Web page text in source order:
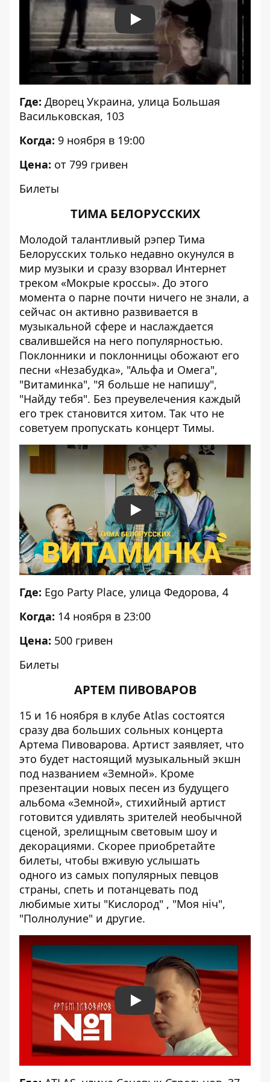
Play
Где: Дворец Украина, улица Большая
Васильковская, 103
Когда: 9 ноября в 19:00
Цена: от 799 гривен
Билеты
ТИМА БЕЛОРУССКИХ
Молодой талантливый рэпер Тима
Белорусских только недавно окунулся в
мир музыки и сразу взорвал Интернет
треком «Мокрые кроссы». До этого
момента о парне почти ничего не знали, а
сейчас он активно развивается в
музыкальной сфере и наслаждается
свалившейся на него популярностью.
Поклонники и поклонницы обожают его
песни «Незабудка», "Альфа и Омега",
"Витаминка", "Я больше не напишу",
"Найду тебя". Без преувелечения каждый
его трек становится хитом. Так что не
советуем пропускать концерт Тимы.
Play
Где: Ego Party Place, улица Федорова, 4
Когда: 14 ноября в 23:00
Цена: 500 гривен
Билеты
АРТЕМ ПИВОВАРОВ
15 и 16 ноября в клубе Atlas состоятся
сразу два больших сольных концерта
Артема Пивоварова. Артист заявляет, что
это будет настоящий музыкальный экшн
под названием «Земной». Кроме
презентации новых песен из будущего
альбома «Земной», стихийный артист
готовится удивлять зрителей необычной
сценой, зрелищным световым шоу и
декорациями. Скорее приобретайте
билеты, чтобы вживую услышать
одного из самых популярных певцов
страны, спеть и потанцевать под
любимые хиты "Кислород" , "Моя ніч",
"Полнолуние" и другие.
Play